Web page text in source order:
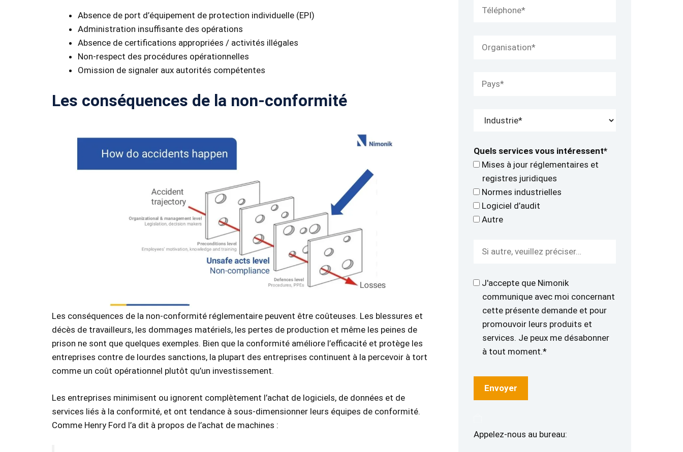
Absence de port d’équipement de protection individuelle (EPI)
Administration insuffisante des opérations
Absence de certifications appropriées / activités illégales
Non-respect des procédures opérationnelles
Omission de signaler aux autorités compétentes
Les conséquences de la non-conformité
Les conséquences de la non-conformité réglementaire peuvent être coûteuses. Les blessures et
décès de travailleurs, les dommages matériels, les pertes de production et même les peines de
prison ne sont que quelques exemples. Bien que la conformité améliore l’efficacité et protège les
entreprises contre de lourdes sanctions, la plupart des entreprises continuent à la percevoir à tort
comme un coût opérationnel plutôt qu’un investissement.
Les entreprises minimisent ou ignorent complètement l’achat de logiciels, de données et de
services liés à la conformité, et ont tendance à sous-dimensionner leurs équipes de conformité.
Comme Henry Ford l’a dit à propos de l’achat de machines :
Quels services vous intéressent*
Mises à jour réglementaires et
registres juridiques
Normes industrielles
Logiciel d’audit
Autre
J'accepte que Nimonik
communique avec moi concernant
cette présente demande et pour
promouvoir leurs produits et
services. Je peux me désabonner
à tout moment.*
Appelez-nous au bureau: